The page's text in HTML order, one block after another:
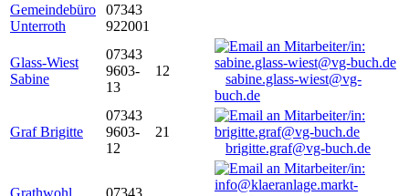
Gemeindebüro
Unterroth
07343
922001
Glass-Wiest
Sabine
07343
9603-
13
12
sabine.glass-wiest@vg-
buch.de
Graf Brigitte
07343
9603-
12
21
brigitte.graf@vg-buch.de
Grathwohl
07343